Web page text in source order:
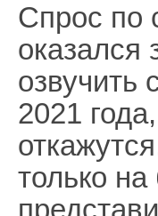
Спрос по
оказался
озвучить
2021
только